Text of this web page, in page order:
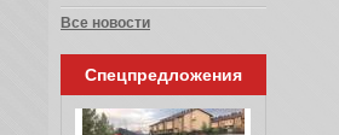
Все новости
Спецпредложения